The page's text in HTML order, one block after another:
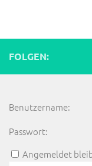
FOLGEN:
Benutzername:
Passwort:
Angemeldet